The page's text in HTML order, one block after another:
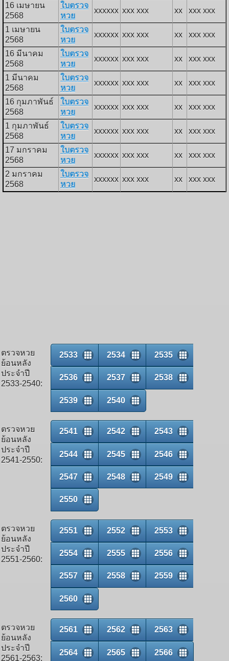
16 เมษายน
2568
ใบตรวจ
หวย
xxxxxx xxx xxx xx xxx xxx
1 เมษายน
2568
ใบตรวจ
หวย
xxxxxx xxx xxx xx xxx xxx
16 มีนาคม
2568
ใบตรวจ
หวย
xxxxxx xxx xxx xx xxx xxx
1 มีนาคม
2568
ใบตรวจ
หวย
xxxxxx xxx xxx xx xxx xxx
16 กุมภาพันธ์
2568
ใบตรวจ
หวย
xxxxxx xxx xxx xx xxx xxx
1 กุมภาพันธ์
2568
ใบตรวจ
หวย
xxxxxx xxx xxx xx xxx xxx
17 มกราคม
2568
ใบตรวจ
หวย
xxxxxx xxx xxx xx xxx xxx
2 มกราคม
2568
ใบตรวจ
หวย
xxxxxx xxx xxx xx xxx xxx
ตรวจหวย
ย้อนหลัง
ประจำปี
2533-2540:
2533 2534 2535
2536 2537 2538
2539 2540
ตรวจหวย
ย้อนหลัง
ประจำปี
2541-2550:
2541 2542 2543
2544 2545 2546
2547 2548 2549
2550
ตรวจหวย
ย้อนหลัง
ประจำปี
2551-2560:
2551 2552 2553
2554 2555 2556
2557 2558 2559
2560
ตรวจหวย
ย้อนหลัง
ประจำปี
2561-2563:
2561 2562 2563
2564 2565 2566